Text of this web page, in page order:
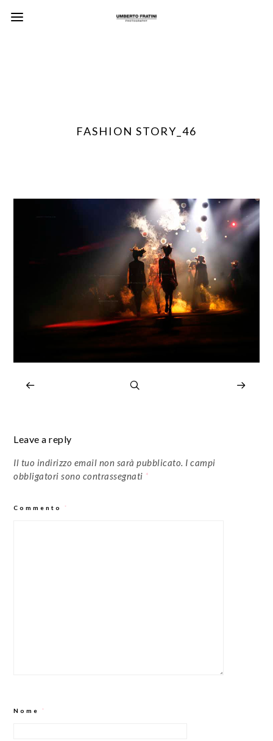
FASHION STORY_46
Leave a reply
Il tuo indirizzo email non sarà pubblicato. I campi
obbligatori sono contrassegnati *
Commento *
Nome *